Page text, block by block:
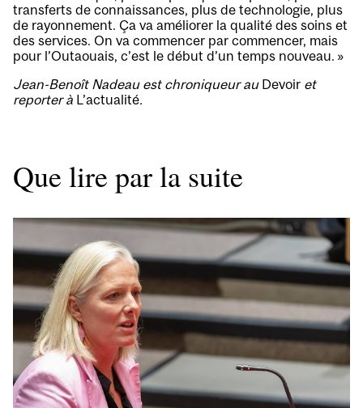
transferts de connaissances, plus de technologie, plus
de rayonnement. Ça va améliorer la qualité des soins et
des services. On va commencer par commencer, mais
pour l’Outaouais, c’est le début d’un temps nouveau. »
Jean-Benoît Nadeau est chroniqueur au Devoir et
reporter à L’actualité.
Que lire par la suite